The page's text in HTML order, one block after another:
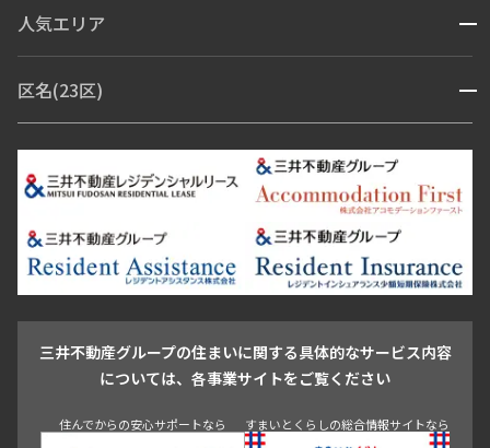
ブランドマンション
人気エリア 開閉
青山・表参道・原宿
市ヶ谷・神楽坂・飯田橋
三田・芝・浜松町
芝浦・汐留・品川
月島・勝どき・豊洲
本郷・春日・小石川
目白・高田馬場・早稲田
池尻大橋・三軒茶屋
祐天寺・学芸大学・自由が丘
駒沢・用賀・二子玉川
成城・砧
池袋・板橋・王子
青山 渋谷 東京・大手町 新宿 品川
目黒・中目黒
区名(23区) 開閉
江東区 台東区 墨田区
中野区
豊島区
杉並区 板橋区 練馬区 荒川区
足立区
葛飾区
江戸川区
三井不動産グループの住まいに関する具体的なサービス内容
については、各事業サイトをご覧ください
住んでからの安心サポートなら すまいとくらしの総合情報サイトなら